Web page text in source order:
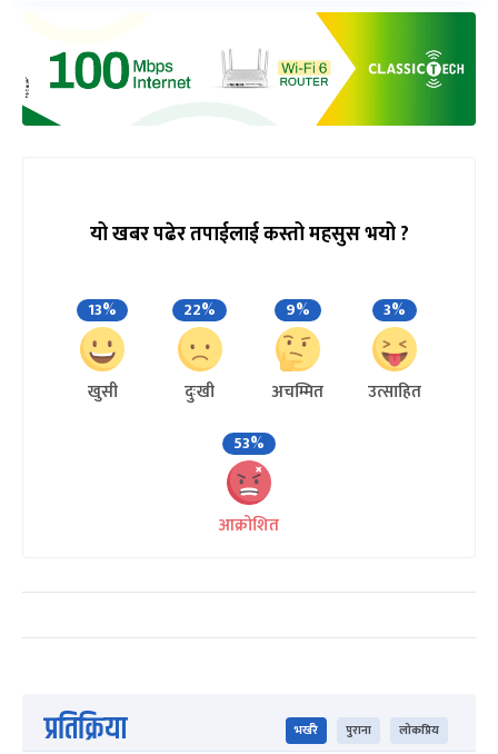
यो खबर पढेर तपाईलाई कस्तो महसुस भयो ?
13%
खुसी
22%
दुःखी
9%
अचम्मित
3%
उत्साहित
53%
आक्रोशित
प्रतिक्रिया भर्खरै पुराना लोकप्रिय